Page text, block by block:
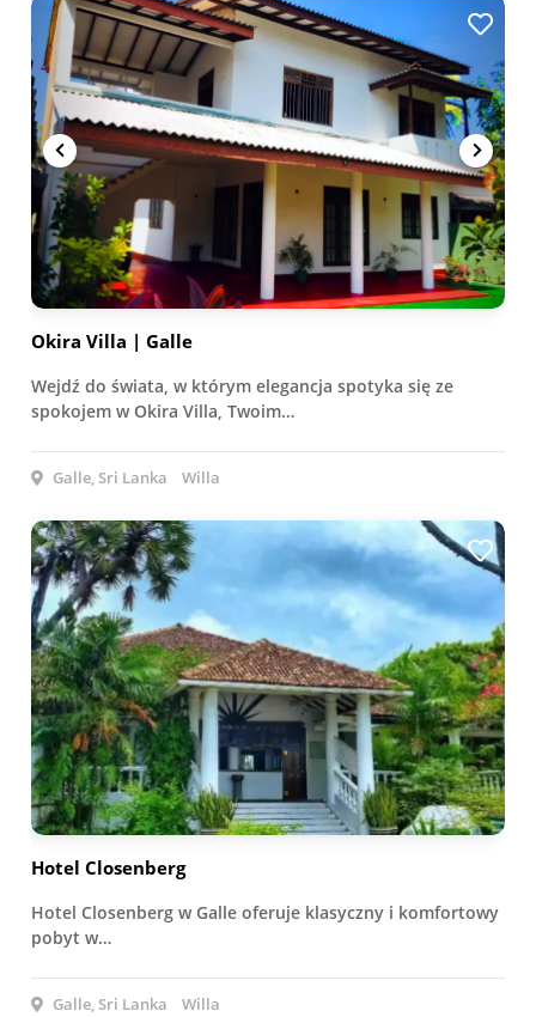
Okira Villa | Galle
Wejdź do świata, w którym elegancja spotyka się ze
spokojem w Okira Villa, Twoim…
Galle, Sri Lanka Willa
Hotel Closenberg
Hotel Closenberg w Galle oferuje klasyczny i komfortowy
pobyt w…
Galle, Sri Lanka Willa